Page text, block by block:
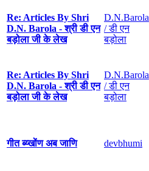
Re: Articles By Shri
D.N. Barola - श्री डी एन
बड़ोला जी के लेख
D.N.Barola
/ डी एन
बड़ोला
Re: Articles By Shri
D.N. Barola - श्री डी एन
बड़ोला जी के लेख
D.N.Barola
/ डी एन
बड़ोला
गीत ब्य्खोंण अब जाणि devbhumi